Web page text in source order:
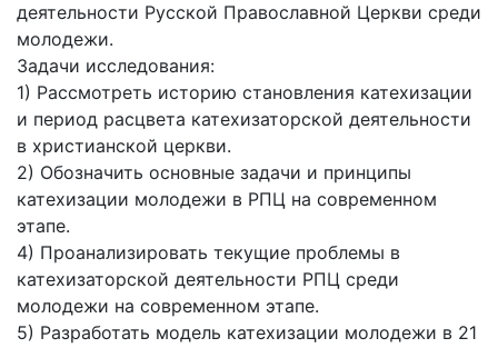
деятельности Русской Православной Церкви среди
молодежи.
Задачи исследования:
1) Рассмотреть историю становления катехизации
и период расцвета катехизаторской деятельности
в христианской церкви.
2) Обозначить основные задачи и принципы
катехизации молодежи в РПЦ на современном
этапе.
4) Проанализировать текущие проблемы в
катехизаторской деятельности РПЦ среди
молодежи на современном этапе.
5) Разработать модель катехизации молодежи в 21